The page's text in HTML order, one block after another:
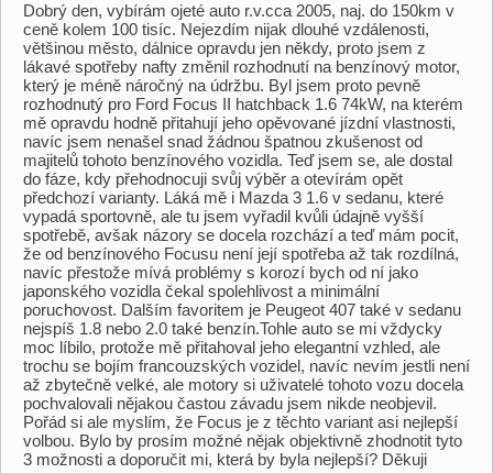
Dobrý den, vybírám ojeté auto r.v.cca 2005, naj. do 150km v
ceně kolem 100 tisíc. Nejezdím nijak dlouhé vzdálenosti,
většinou město, dálnice opravdu jen někdy, proto jsem z
lákavé spotřeby nafty změnil rozhodnutí na benzínový motor,
který je méně náročný na údržbu. Byl jsem proto pevně
rozhodnutý pro Ford Focus II hatchback 1.6 74kW, na kterém
mě opravdu hodně přitahují jeho opěvované jízdní vlastnosti,
navíc jsem nenašel snad žádnou špatnou zkušenost od
majitelů tohoto benzínového vozidla. Teď jsem se, ale dostal
do fáze, kdy přehodnocuji svůj výběr a otevírám opět
předchozí varianty. Láká mě i Mazda 3 1.6 v sedanu, které
vypadá sportovně, ale tu jsem vyřadil kvůli údajně vyšší
spotřebě, avšak názory se docela rozchází a teď mám pocit,
že od benzínového Focusu není její spotřeba až tak rozdílná,
navíc přestože mívá problémy s korozí bych od ní jako
japonského vozidla čekal spolehlivost a minimální
poruchovost. Dalším favoritem je Peugeot 407 také v sedanu
nejspíš 1.8 nebo 2.0 také benzín.Tohle auto se mi vždycky
moc líbilo, protože mě přitahoval jeho elegantní vzhled, ale
trochu se bojím francouzských vozidel, navíc nevím jestli není
až zbytečně velké, ale motory si uživatelé tohoto vozu docela
pochvalovali nějakou častou závadu jsem nikde neobjevil.
Pořád si ale myslím, že Focus je z těchto variant asi nejlepší
volbou. Bylo by prosím možné nějak objektivně zhodnotit tyto
3 možnosti a doporučit mi, která by byla nejlepší? Děkuji